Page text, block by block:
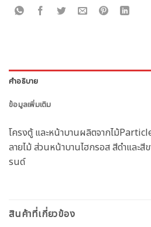
คำอธิบาย
ข้อมูลเพิ่มเติม
โครงตู้ และหน้าบานผลิตจากไม้
ลายไม้ ส่วนหน้าบานไฮกรอส สีดำและสี
รนด์
สินค้าที่เกี่ยวข้อง